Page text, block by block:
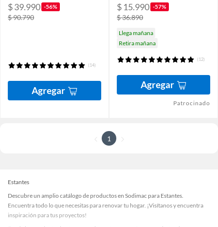
$ 39.990 -56%
$ 90.790
(14)
Agregar
$ 15.990 -57%
$ 36.890
Llega mañana
Retira mañana
(12)
Agregar
Patrocinado
1
Estantes
Descubre un amplio catálogo de productos en Sodimac para Estantes.
Encuentra todo lo que necesitas para renovar tu hogar. ¡Visítanos y encuentra
inspiración para tus proyectos!